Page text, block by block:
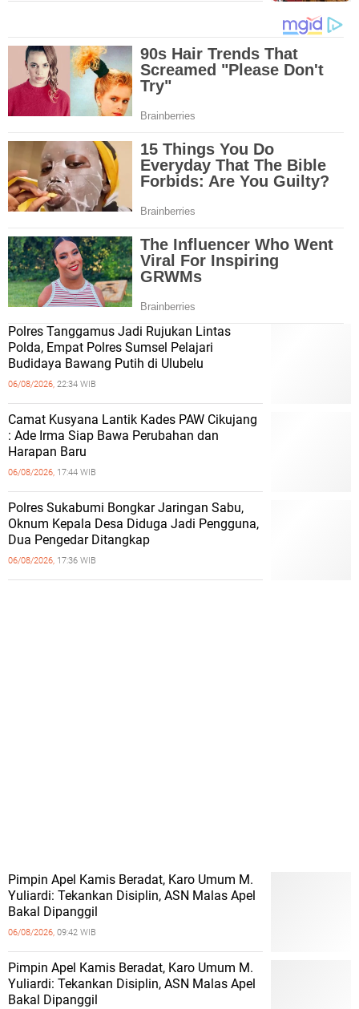
Polres Tanggamus Jadi Rujukan Lintas
Polda, Empat Polres Sumsel Pelajari
Budidaya Bawang Putih di Ulubelu
06/08/2026, 22:34 WIB
Camat Kusyana Lantik Kades PAW Cikujang
: Ade Irma Siap Bawa Perubahan dan
Harapan Baru
06/08/2026, 17:44 WIB
Polres Sukabumi Bongkar Jaringan Sabu,
Oknum Kepala Desa Diduga Jadi Pengguna,
Dua Pengedar Ditangkap
06/08/2026, 17:36 WIB
Pimpin Apel Kamis Beradat, Karo Umum M.
Yuliardi: Tekankan Disiplin, ASN Malas Apel
Bakal Dipanggil
06/08/2026, 09:42 WIB
Pimpin Apel Kamis Beradat, Karo Umum M.
Yuliardi: Tekankan Disiplin, ASN Malas Apel
Bakal Dipanggil